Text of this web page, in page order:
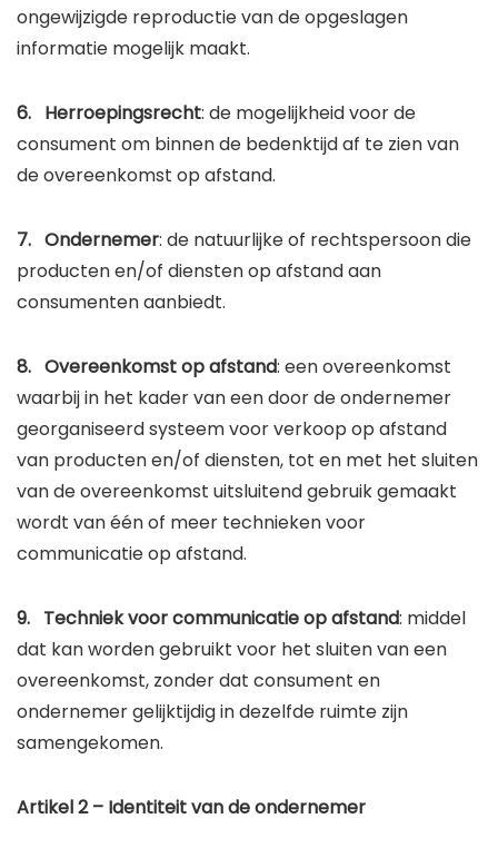
ongewijzigde reproductie van de opgeslagen
informatie mogelijk maakt.
6. Herroepingsrecht: de mogelijkheid voor de
consument om binnen de bedenktijd af te zien van
de overeenkomst op afstand.
7. Ondernemer: de natuurlijke of rechtspersoon die
producten en/of diensten op afstand aan
consumenten aanbiedt.
8. Overeenkomst op afstand: een overeenkomst
waarbij in het kader van een door de ondernemer
georganiseerd systeem voor verkoop op afstand
van producten en/of diensten, tot en met het sluiten
van de overeenkomst uitsluitend gebruik gemaakt
wordt van één of meer technieken voor
communicatie op afstand.
9. Techniek voor communicatie op afstand: middel
dat kan worden gebruikt voor het sluiten van een
overeenkomst, zonder dat consument en
ondernemer gelijktijdig in dezelfde ruimte zijn
samengekomen.
Artikel 2 – Identiteit van de ondernemer